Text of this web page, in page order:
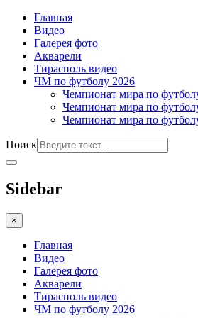
Главная
Видео
Галерея фото
Акварели
Тирасполь видео
ЧМ по футболу 2026
Чемпионат мира по
Чемпионат мира по
Чемпионат мира по
Поиск
Sidebar
×
Главная
Видео
Галерея фото
Акварели
Тирасполь видео
ЧМ по футболу 2026